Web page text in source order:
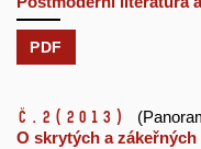
PDF
č.2 (2013)
O skrytých a